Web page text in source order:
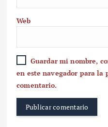
Web
Guardar mi nombre,
en este navegador para la
comentario.